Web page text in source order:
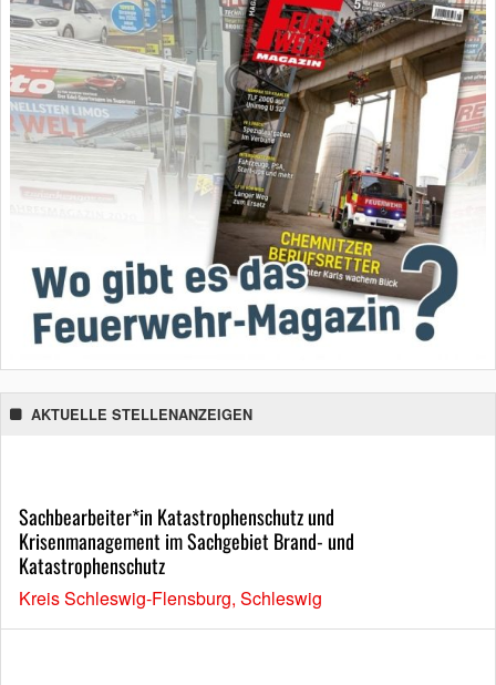
AKTUELLE STELLENANZEIGEN
Sachbearbeiter*in Katastrophenschutz und
Krisenmanagement im Sachgebiet Brand- und
Katastrophenschutz
Kreis Schleswig-Flensburg, Schleswig